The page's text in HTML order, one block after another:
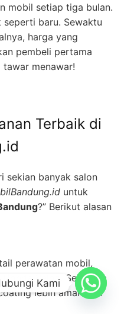
mobil setiap tiga bulan.
seperti baru. Sewaktu
harga yang
pembeli pertama
menawar!
Terbaik di
sekian banyak salon
untuk
?” Berikut alasan
perawatan mobil,
Veloz. Sehingga
lebih aman dan
Kami